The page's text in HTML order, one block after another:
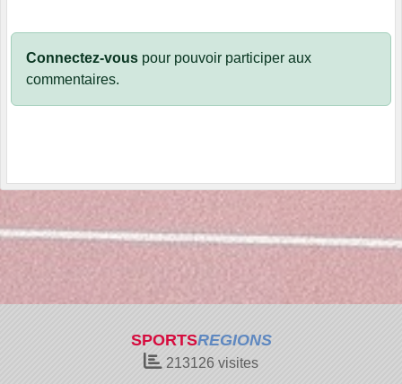
Connectez-vous pour pouvoir participer aux
commentaires.
SPORTSREGIONS
213126 visites